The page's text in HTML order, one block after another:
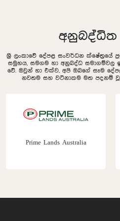
ශ්‍රී ලංකාවේ දේපළ සංවර්ධන ක්ෂේත්‍රයේ
සමුහය, සමගම හා අනුබද්ධ
වේ. ඔවුන් හා එක්ව, අපි ඔබගේ සෑම
නවතම සහ වටිනාකම මත පදනම්
Prime Lands Australia